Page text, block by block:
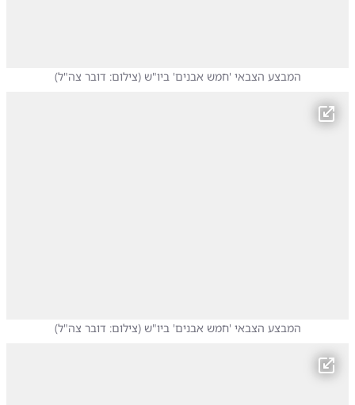
המבצע הצבאי 'חמש אבנים' ביו"ש (צילום: דובר צה"ל)
המבצע הצבאי 'חמש אבנים' ביו"ש (צילום: דובר צה"ל)